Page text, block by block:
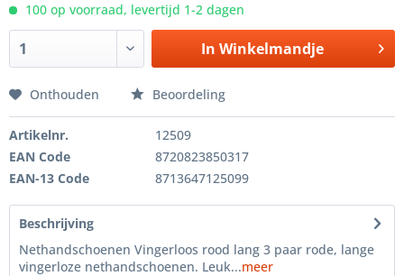
100 op voorraad, levertijd 1-2 dagen
In Winkelmandje
Onthouden Beoordeling
Artikelnr.
12509
EAN Code
8720823850317
EAN-13 Code
8713647125099
Beschrijving
Nethandschoenen Vingerloos rood lang 3 paar rode, lange
vingerloze nethandschoenen. Leuk...meer